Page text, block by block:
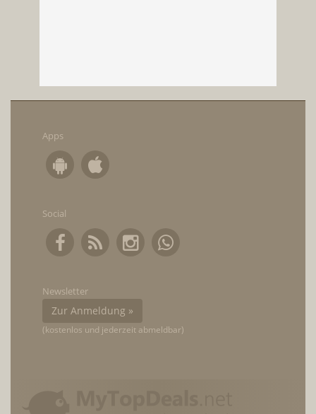
Apps
Social
Newsletter
Zur Anmeldung »
(kostenlos und jederzeit abmeldbar)